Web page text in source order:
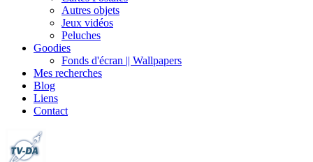
Autres objets
Jeux vidéos
Peluches
Goodies
Fonds d'écran || Wallpapers
Mes recherches
Blog
Liens
Contact